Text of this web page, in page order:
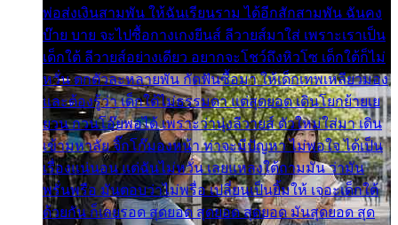
พ่อส่งเงินสามพัน ให้ฉันเรียนราม ได้อีกสักสามพัน ฉันคง
บ๊าย บาย จะไปซื้อกางเกงยีนส์ ลีวายส์มาใส่ เพราะเราเป็น
เด็กใต้ ลีวายส์อย่างเดียว อยากจะโชว์ถึงหิวโซ เด็กใต้ก็ไม่
หวั่น ตกตัวละหลายพัน กัดฟันซื้อมา ให้เด็กเทพเหลียวมอง
และต้องรู้ว่า เด็กใต้ไม่ธรรมดา แต่สุดยอด เดินโยกย้ายเย
ยวน กวนโอ๊ยพอได้ เพราะว่านุ่งลีวายส์ ตัวใหม่ใส่มา เดิน
เข้ามหาลัย จิ๊กโก๊มองหน้า ท่าจะมีปัญหา ไม่พอใจ ได้เป็น
เรื่องแน่นอน แต่ฉันไม่หวั่น เลยแหลงใต้ถามมัน ว่ามัน
พรั่นพรือ มันตอบว่าไม่พรื่อ เปลี่ยนเป็นยิ้มให้ เจอะเด็กใต้
ด้วยกัน ก็เลยรอด สุดยอด สุดยอด สุดยอด มันสุดยอด สุด